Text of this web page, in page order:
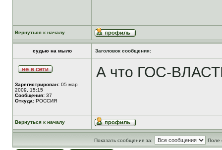
Вернуться к началу
судью на мыло Заголовок сообщения:
Зарегистрирован: 05 мар
2009, 15:15
Сообщения: 37
Откуда: РОССИЯ
А что ГОС-
Вернуться к началу
Показать сообщения за: Поле